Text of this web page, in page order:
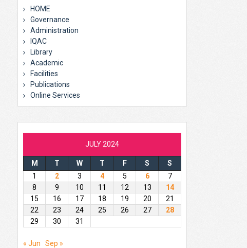
HOME
Governance
Administration
IQAC
Library
Academic
Facilities
Publications
Online Services
JULY 2024
M T W T F S
S
1
2 3 4 5 6
7
8
9 10 11 12 13
14
15
16 17 18 19 20
21
22
23 24 25 26 27
28
29
30 31
« Jun Sep »